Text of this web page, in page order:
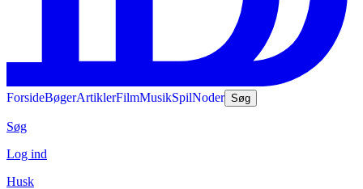
ForsideBøgerArtiklerFilmMusikSpilNoder Søg
Søg
Log ind
Husk